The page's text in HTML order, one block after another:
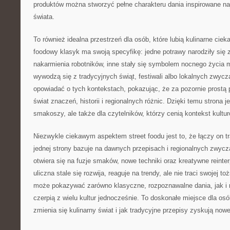
produktów można stworzyć pełne charakteru dania inspirowane
świata.
To również idealna przestrzeń dla osób, które lubią kulinarne
foodowy klasyk ma swoją specyfikę: jedne potrawy narodziły się
nakarmienia robotników, inne stały się symbolem nocnego życia
wywodzą się z tradycyjnych świąt, festiwali albo lokalnych
opowiadać o tych kontekstach, pokazując, że za pozornie prostą
świat znaczeń, historii i regionalnych różnic. Dzięki temu strona
smakoszy, ale także dla czytelników, którzy cenią kontekst
Niezwykle ciekawym aspektem street foodu jest to, że łączy on
jednej strony bazuje na dawnych przepisach i regionalnych
otwiera się na fuzje smaków, nowe techniki oraz kreatywne
uliczna stale się rozwija, reaguje na trendy, ale nie traci swojej
może pokazywać zarówno klasyczne, rozpoznawalne dania, jak i
czerpią z wielu kultur jednocześnie. To doskonałe miejsce dla
zmienia się kulinarny świat i jak tradycyjne przepisy zyskują